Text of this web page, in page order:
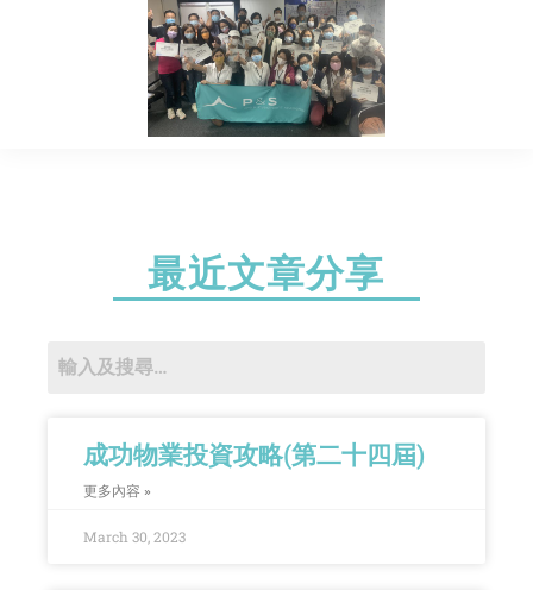
最近文章分享
成功物業投資攻略(第二十四屆)
更多內容 »
March 30, 2023